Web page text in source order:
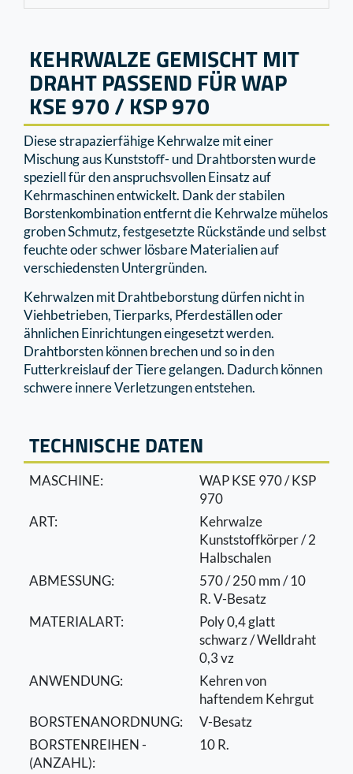
KEHRWALZE GEMISCHT MIT
DRAHT PASSEND FÜR WAP
KSE 970 / KSP 970
Diese strapazierfähige Kehrwalze mit einer
Mischung aus Kunststoﬀ- und Drahtborsten wurde
speziell für den anspruchsvollen Einsatz auf
Kehrmaschinen entwickelt. Dank der stabilen
Borstenkombination entfernt die Kehrwalze mühelos
groben Schmutz, festgesetzte Rückstände und selbst
feuchte oder schwer lösbare Materialien auf
verschiedensten Untergründen.
Kehrwalzen mit Drahtbeborstung dürfen nicht in
Viehbetrieben, Tierparks, Pferdeställen oder
ähnlichen Einrichtungen eingesetzt werden.
Drahtborsten können brechen und so in den
Futterkreislauf der Tiere gelangen. Dadurch können
schwere innere Verletzungen entstehen.
TECHNISCHE DATEN
MASCHINE:
WAP KSE 970 / KSP
970
ART:
Kehrwalze
Kunststoffkörper / 2
Halbschalen
ABMESSUNG:
570 / 250 mm / 10
R. V-Besatz
MATERIALART:
Poly 0,4 glatt
schwarz / Welldraht
0,3 vz
ANWENDUNG:
Kehren von
haftendem Kehrgut
BORSTENANORDNUNG:
V-Besatz
BORSTENREIHEN -
(ANZAHL):
10 R.